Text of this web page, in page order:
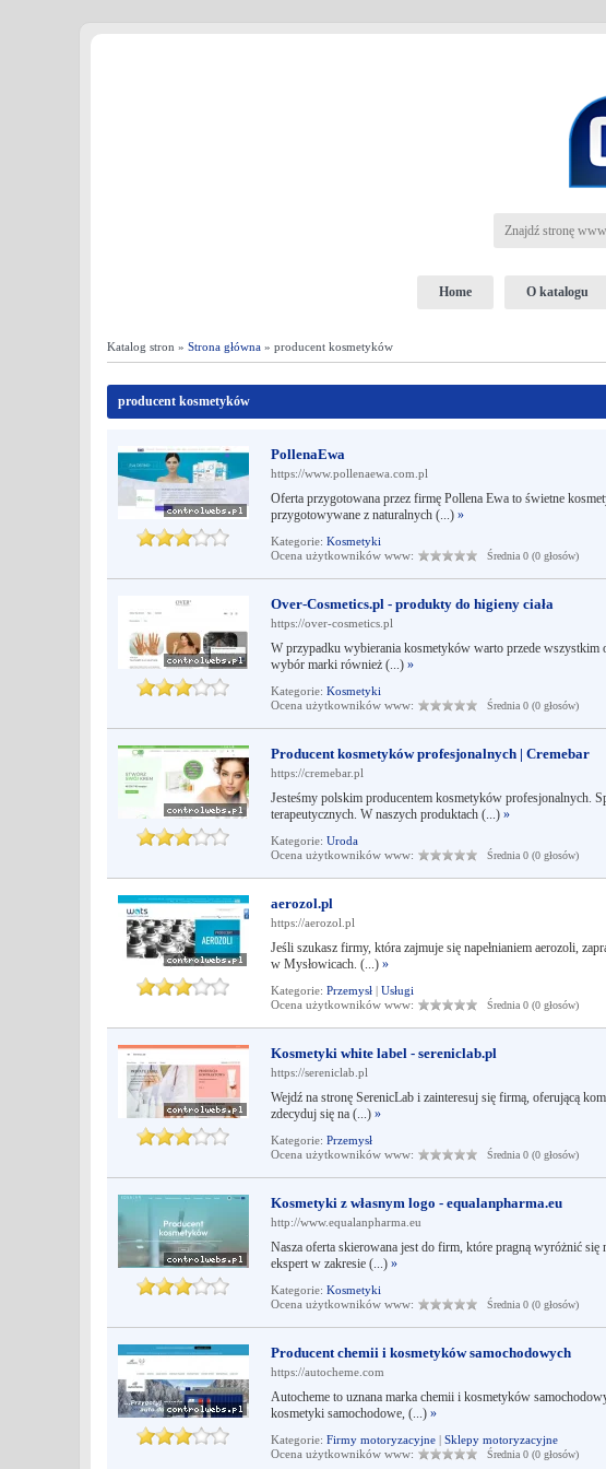
Home O katalogu
Katalog stron » Strona główna » producent kosmetyków
producent kosmetyków
PollenaEwa
https://www.pollenaewa.com.pl
Oferta przygotowana przez firmę Pollena Ewa to świetne
przygotowywane z naturalnych (...) »
Kategorie: Kosmetyki
Ocena użytkowników www:
Średnia 0 (0 głosów)
Over-Cosmetics.pl - produkty do higieny ciała
https://over-cosmetics.pl
W przypadku wybierania kosmetyków warto przede wszystkim
wybór marki również (...) »
Kategorie: Kosmetyki
Ocena użytkowników www:
Średnia 0 (0 głosów)
Producent kosmetyków profesjonalnych | Cremebar
https://cremebar.pl
Jesteśmy polskim producentem kosmetyków profesjonalnych.
terapeutycznych. W naszych produktach (...) »
Kategorie: Uroda
Ocena użytkowników www:
Średnia 0 (0 głosów)
aerozol.pl
https://aerozol.pl
Jeśli szukasz firmy, która zajmuje się napełnianiem aerozoli,
w Mysłowicach. (...) »
Kategorie: Przemysł | Usługi
Ocena użytkowników www:
Średnia 0 (0 głosów)
Kosmetyki white label - sereniclab.pl
https://sereniclab.pl
Wejdź na stronę SerenicLab i zainteresuj się firmą, oferującą
zdecyduj się na (...) »
Kategorie: Przemysł
Ocena użytkowników www:
Średnia 0 (0 głosów)
Kosmetyki z własnym logo - equalanpharma.eu
http://www.equalanpharma.eu
Nasza oferta skierowana jest do firm, które pragną wyróżnić
ekspert w zakresie (...) »
Kategorie: Kosmetyki
Ocena użytkowników www:
Średnia 0 (0 głosów)
Producent chemii i kosmetyków samochodowych
https://autocheme.com
Autocheme to uznana marka chemii i kosmetyków
kosmetyki samochodowe, (...) »
Kategorie: Firmy motoryzacyjne | Sklepy motoryzacyjne
Ocena użytkowników www:
Średnia 0 (0 głosów)